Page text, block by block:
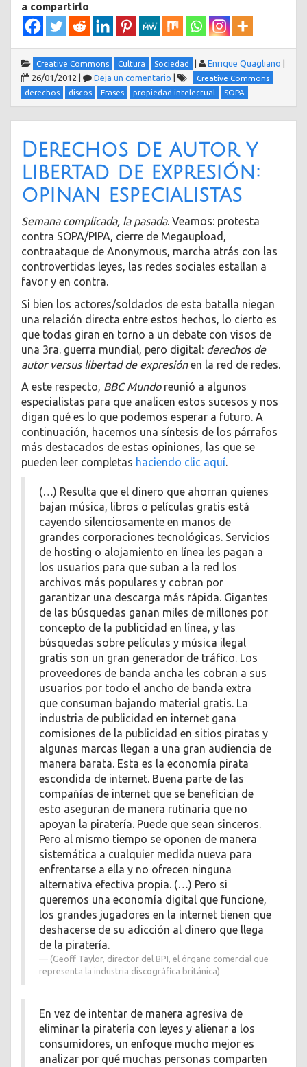
a compartirlo
Creative Commons Cultura Sociedad Enrique Quagliano
26/01/2012
Deja un comentario
Creative Commons
derechos
discos Frases propiedad intelectual SOPA
Derechos de autor y
libertad de expresión:
opinan especialistas
Semana complicada, la pasada. Veamos: protesta
contra SOPA/PIPA, cierre de Megaupload,
contraataque de Anonymous, marcha atrás con las
controvertidas leyes, las redes sociales estallan a
favor y en contra.
Si bien los actores/soldados de esta batalla niegan
una relación directa entre estos hechos, lo cierto es
que todas giran en torno a un debate con visos de
una 3ra. guerra mundial, pero digital: derechos de
autor versus libertad de expresiónen la red de redes.
A este respecto, BBC Mundoreunió a algunos
especialistas para que analicen estos sucesos y nos
digan qué es lo que podemos esperar a futuro. A
continuación, hacemos una síntesis de los párrafos
más destacados de estas opiniones, las que se
pueden leer completas haciendo clic aquí.
(…) Resulta que el dinero que ahorran quienes
bajan música, libros o películas gratis está
cayendo silenciosamente en manos de
grandes corporaciones tecnológicas. Servicios
de hosting o alojamiento en línea les pagan a
los usuarios para que suban a la red los
archivos más populares y cobran por
garantizar una descarga más rápida. Gigantes
de las búsquedas ganan miles de millones por
concepto de la publicidad en línea, y las
búsquedas sobre películas y música ilegal
gratis son un gran generador de tráfico. Los
proveedores de banda ancha les cobran a sus
usuarios por todo el ancho de banda extra
que consuman bajando material gratis. La
industria de publicidad en internet gana
comisiones de la publicidad en sitios piratas y
algunas marcas llegan a una gran audiencia de
manera barata. Esta es la economía pirata
escondida de internet. Buena parte de las
compañías de internet que se benefician de
esto aseguran de manera rutinaria que no
apoyan la piratería. Puede que sean sinceros.
Pero al mismo tiempo se oponen de manera
sistemática a cualquier medida nueva para
enfrentarse a ella y no ofrecen ninguna
alternativa efectiva propia. (…) Pero si
queremos una economía digital que funcione,
los grandes jugadores en la internet tienen que
deshacerse de su adicción al dinero que llega
de la piratería.
(Geoff Taylor, director del BPI, el órgano comercial que
representa la industria discográfica británica)
En vez de intentar de manera agresiva de
eliminar la piratería con leyes y alienar a los
consumidores, un enfoque mucho mejor es
analizar por qué muchas personas comparten